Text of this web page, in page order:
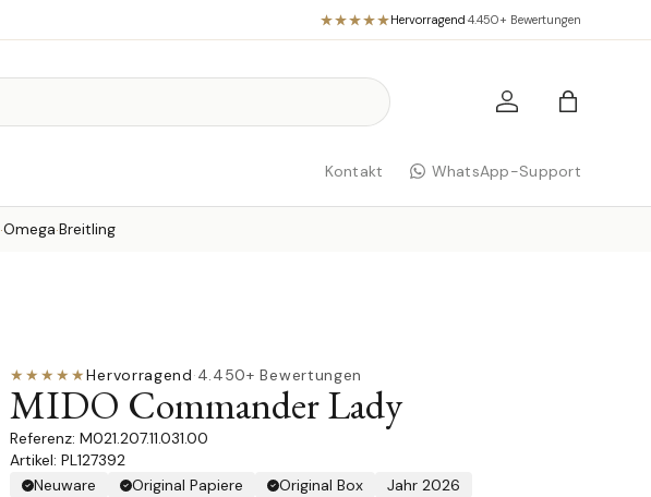
Hervorragend·4.450+ Bewertungen
Einloggen
Kontakt WhatsApp-Support
·Omega·Breitling
★★★★★Hervorragend·4.450+ Bewertungen
MIDO Commander Lady
M021.207.11.031.00
Artikel: PL127392
Neuware
Original Papiere Original Box Jahr 2026